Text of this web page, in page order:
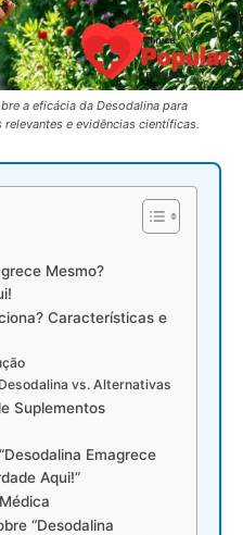
a eficácia da Desodalina para
e evidências científicas.
Mesmo?
Características e
vs. Alternativas
Suplementos
Emagrece
Aqui!”
“Desodalina